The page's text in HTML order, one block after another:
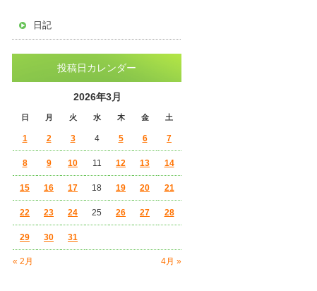
日記
投稿日カレンダー
2026年3月
日 月 火 水 木 金 土
« 2月 4月 »
1 2 3 4 5 6 7
8 9 10 11 12 13 14
15 16 17 18 19 20 21
22 23 24 25 26 27 28
29 30 31